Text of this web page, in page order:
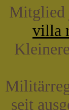
Mitglied
villa
seit